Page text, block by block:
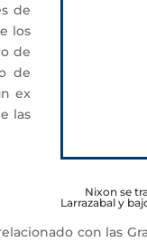
de
los
de
de
ex
las
Nixon se
Larrazabal y
con las